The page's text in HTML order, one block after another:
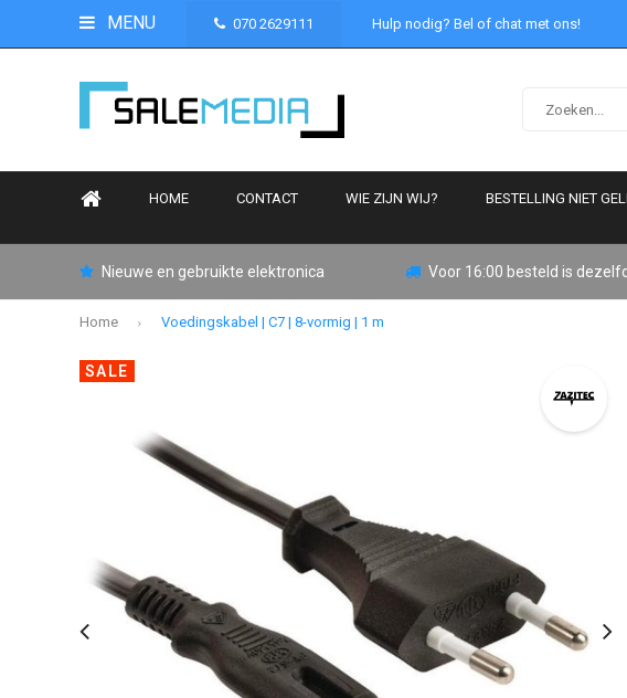
MENU 070 2629111 Hulp nodig? Bel of chat met ons!
HOME CONTACT WIE ZIJN WIJ? BESTELLING NIET
Nieuwe en gebruikte elektronica Voor 16:00 besteld is
Home Voedingskabel | C7 | 8-vormig | 1 m
SALE